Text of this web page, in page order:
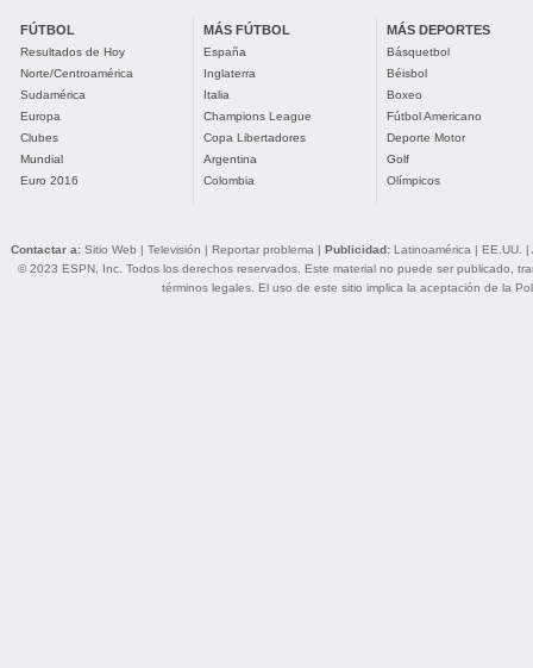
FÚTBOL
Resultados de Hoy
Norte/Centroamérica
Sudamérica
Europa
Clubes
Mundial
Euro 2016
MÁS FÚTBOL
España
Inglaterra
Italia
Champions League
Copa Libertadores
Argentina
Colombia
MÁS DEPORTES
Básquetbol
Béisbol
Boxeo
Fútbol Americano
Deporte Motor
Golf
Olímpicos
Contactar a: Sitio Web | Televisión | Reportar problema | Publicidad: Latinoamérica | EE.UU. |
© 2023 ESPN, Inc. Todos los derechos reservados. Este material no puede ser publicado,
términos legales. El uso de este sitio implica la aceptación de la